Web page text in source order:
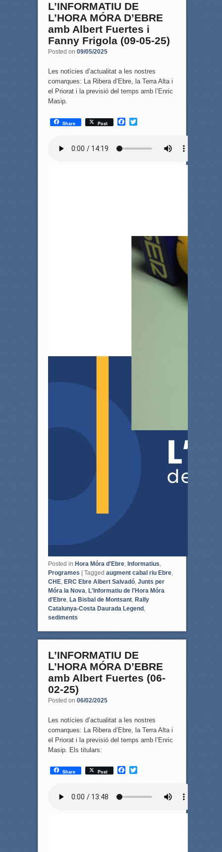
L’INFORMATIU DE
L’HORA MÓRA D’EBRE
amb Albert Fuertes i
Fanny Frigola (09-05-25)
Posted on 09/05/2025
Les notícies d’actualitat a les nostres
comarques: La Ribera d’Ebre, la Terra Alta i
el Priorat i la previsió del temps amb l’Enric
Masip.
Share Post
F
T
Posted in Hora Móra d'Ebre, Informatius
Programes | Tagged augment cabal riu Ebre,
CHE, ERC Ebre Albert Salvadó, Junts per
Móra la Nova L'Informatiu de l'Hora Móra
d'Ebre, La Bisbal de Montsant, Rally
Catalunya-Costa Daurada Legend,
sediments
L’INFORMATIU DE
L’HORA MÓRA D’EBRE
amb Albert Fuertes (06-
02-25)
Posted on 06/02/2025
Les notícies d’actualitat a les nostres
comarques: La Ribera d’Ebre, la Terra Alta i
el Priorat i la previsió del temps amb l’Enric
Masip. Els titulars:
Share Post
F
T